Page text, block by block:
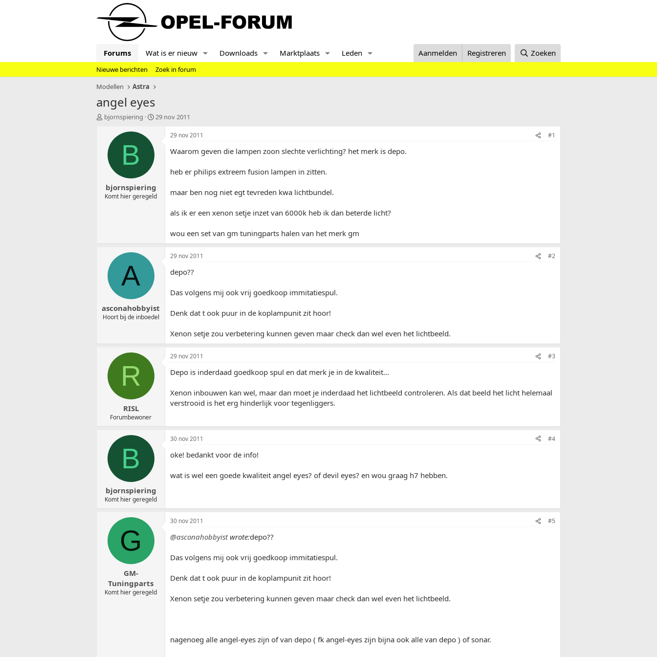
Forums Wat is er nieuw Downloads Marktplaats Leden Aanmelden Registreren Zoeken
Nieuwe berichten
Zoek in forum
Modellen
Astra
angel eyes
T
t
bjornspiering
S
u
m
29 nov 2011
B
bjornspiering
Komt hier geregeld
29 nov 2011 #1
Waarom geven die lampen zoon slechte verlichting? het merk is depo.
heb er philips extreem fusion lampen in zitten.
maar ben nog niet egt tevreden kwa lichtbundel.
als ik er een xenon setje inzet van 6000k heb ik dan beterde licht?
wou een set van gm tuningparts halen van het merk gm
A
asconahobbyist
Hoort bij de inboedel
29 nov 2011 #2
depo??
Das volgens mij ook vrij goedkoop immitatiespul.
Denk dat t ook puur in de koplampunit zit hoor!
Xenon setje zou verbetering kunnen geven maar check dan wel even het lichtbeeld.
R
RISL
Forumbewoner
29 nov 2011 #3
Depo is inderdaad goedkoop spul en dat merk je in de kwaliteit...
Xenon inbouwen kan wel, maar dan moet je inderdaad het lichtbeeld controleren. Als dat beeld het licht helemaal
verstrooid is het erg hinderlijk voor tegenliggers.
B
bjornspiering
Komt hier geregeld
30 nov 2011 #4
oke! bedankt voor de info!
wat is wel een goede kwaliteit angel eyes? of devil eyes? en wou graag h7 hebben.
G
GM-
Tuningparts
Komt hier geregeld
30 nov 2011 #5
@asconahobbyistwrote:depo??
Das volgens mij ook vrij goedkoop immitatiespul.
Denk dat t ook puur in de koplampunit zit hoor!
Xenon setje zou verbetering kunnen geven maar check dan wel even het lichtbeeld.
nagenoeg alle angel-eyes zijn of van depo ( fk angel-eyes zijn bijna ook alle van depo ) of sonar.